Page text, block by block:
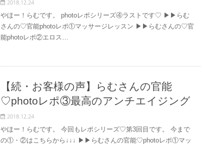
2018.12.24
やほー！らむです。 photoレポシリーズ④ラストです♡ ▶︎▶︎らむ
さんの♡官能photoレポ①マッサージレッスン ▶︎▶︎らむさんの♡官
能photoレポ②エロス…
【続・お客様の声】らむさんの官能
♡photoレポ③最高のアンチエイジング
2018.12.24
やほー！らむです。 今回もレポシリーズ♡第3回目です。 今まで
の①・②はこちらから↓↓↓ ▶︎▶︎らむさんの官能♡photoレポ①マッ